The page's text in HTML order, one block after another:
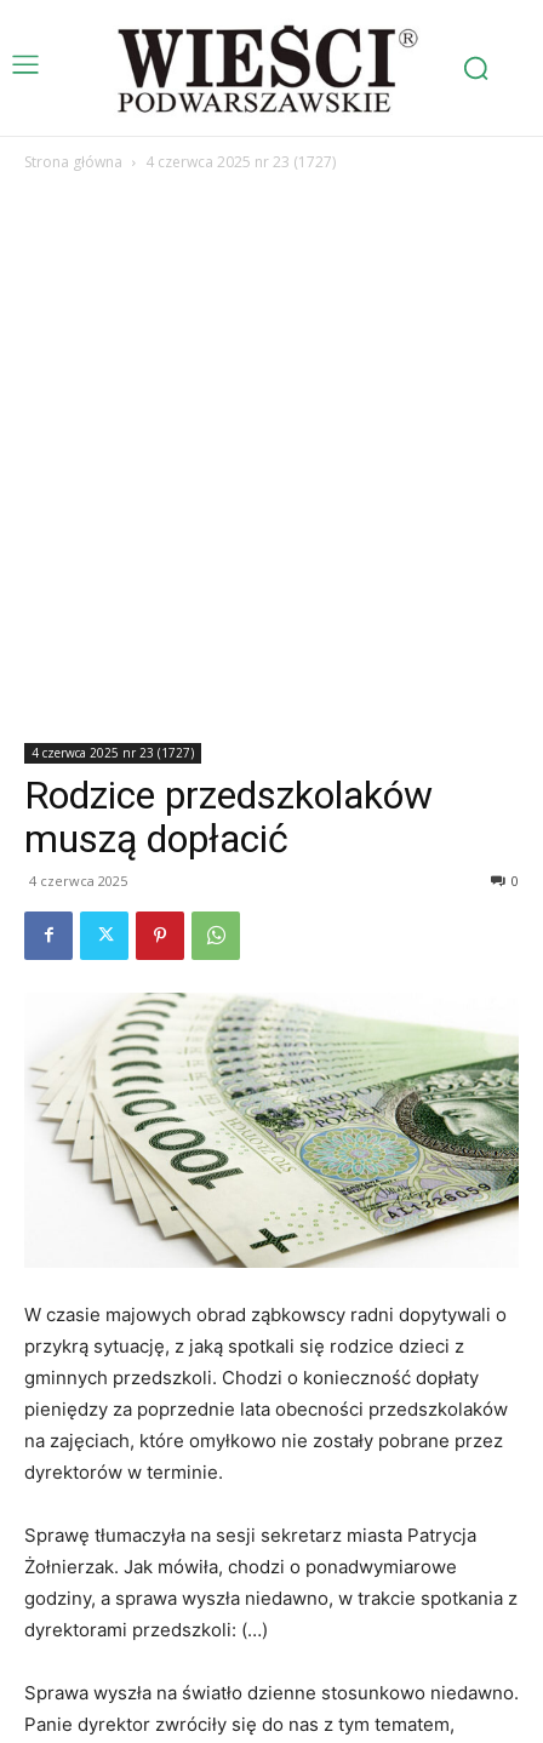
Strona główna 4 czerwca 2025 nr 23 (1727)
4 czerwca 2025 nr 23 (1727)
Rodzice przedszkolaków
muszą dopłacić
4 czerwca 2025 0
W czasie majowych obrad ząbkowscy radni dopytywali o
przykrą sytuację, z jaką spotkali się rodzice dzieci z
gminnych przedszkoli. Chodzi o konieczność dopłaty
pieniędzy za poprzednie lata obecności przedszkolaków
na zajęciach, które omyłkowo nie zostały pobrane przez
dyrektorów w terminie.
Sprawę tłumaczyła na sesji sekretarz miasta Patrycja
Żołnierzak. Jak mówiła, chodzi o ponadwymiarowe
godziny, a sprawa wyszła niedawno, w trakcie spotkania z
dyrektorami przedszkoli: (…)
Sprawa wyszła na światło dzienne stosunkowo niedawno.
Panie dyrektor zwróciły się do nas z tym tematem,